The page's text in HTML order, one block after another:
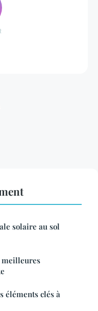
solaire au sol
meilleures
éléments clés à